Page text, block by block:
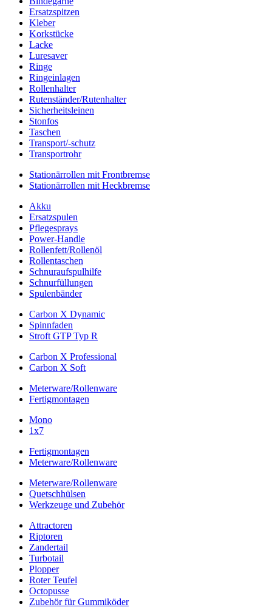
Ersatzspitzen
Kleber
Korkstücke
Lacke
Luresaver
Ringe
Ringeinlagen
Rollenhalter
Rutenständer/Rutenhalter
Sicherheitsleinen
Stonfos
Taschen
Transport/-schutz
Transportrohr
Stationärrollen mit Frontbremse
Stationärrollen mit Heckbremse
Akku
Ersatzspulen
Pflegesprays
Power-Handle
Rollenfett/Rollenöl
Rollentaschen
Schnuraufspulhilfe
Schnurfüllungen
Spulenbänder
Carbon X Dynamic
Spinnfaden
Stroft GTP Typ R
Carbon X Professional
Carbon X Soft
Meterware/Rollenware
Fertigmontagen
Mono
1x7
Fertigmontagen
Meterware/Rollenware
Meterware/Rollenware
Quetschhülsen
Werkzeuge und Zubehör
Attractoren
Riptoren
Zandertail
Turbotail
Plopper
Roter Teufel
Octopusse
Zubehör für Gummiköder